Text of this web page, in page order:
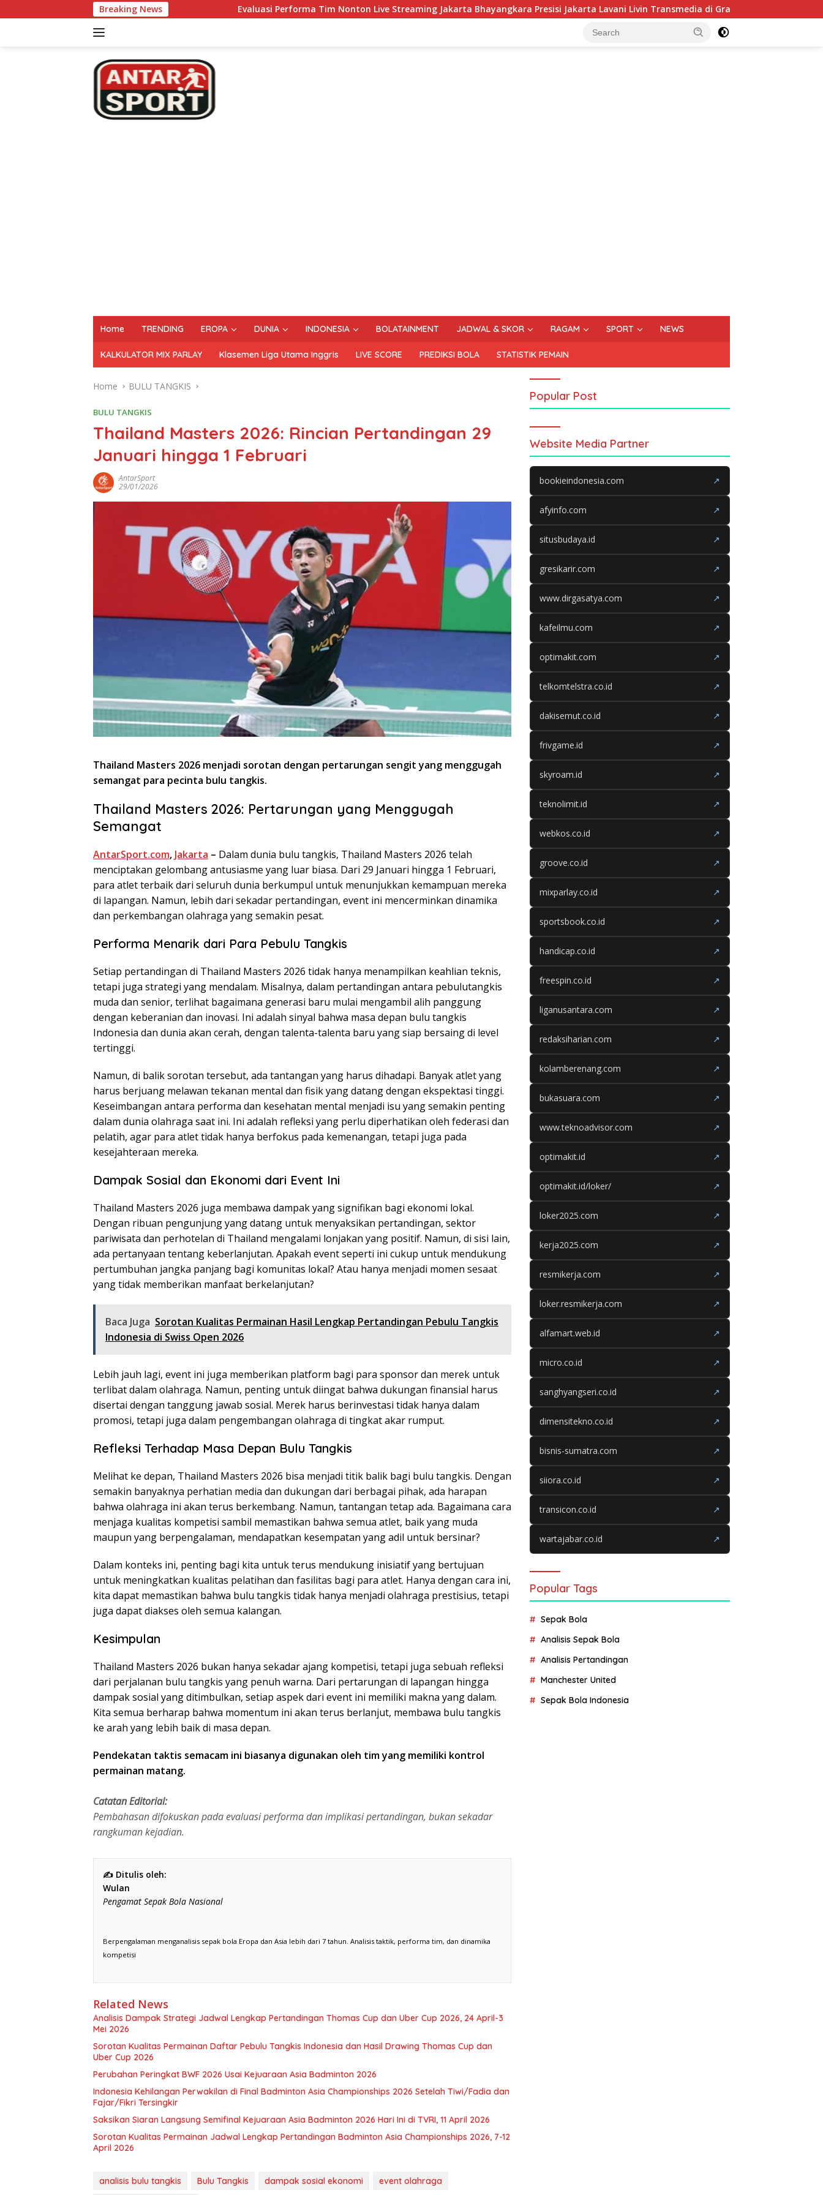
to
Breaking NewsEvaluasi Performa Tim Nonton Live Streaming Jakarta Bhayangkara Presisi Jakarta Lavani Livin Transmedia di Grand Final Proliga 2026 di MOJI, 25 April
Home TRENDING EROPA DUNIA INDONESIA BOLATAINMENT JADWAL & SKOR RAGAM SPORT NEWS
KALKULATOR MIX PARLAY Klasemen Liga Utama Inggris LIVE SCORE PREDIKSI BOLA STATISTIK PEMAIN
Home BULU TANGKIS
BULU TANGKIS
Thailand Masters 2026: Rincian Pertandingan 29
Januari hingga 1 Februari
AntarSport
29/01/2026
Thailand Masters 2026 menjadi sorotan dengan pertarungan sengit yang menggugah
semangat para pecinta bulu tangkis.
Thailand Masters 2026: Pertarungan yang Menggugah
Semangat
AntarSport.com, Jakarta – Dalam dunia bulu tangkis, Thailand Masters 2026 telah
menciptakan gelombang antusiasme yang luar biasa. Dari 29 Januari hingga 1 Februari,
para atlet terbaik dari seluruh dunia berkumpul untuk menunjukkan kemampuan mereka
di lapangan. Namun, lebih dari sekadar pertandingan, event ini mencerminkan dinamika
dan perkembangan olahraga yang semakin pesat.
Performa Menarik dari Para Pebulu Tangkis
Setiap pertandingan di Thailand Masters 2026 tidak hanya menampilkan keahlian teknis,
tetapi juga strategi yang mendalam. Misalnya, dalam pertandingan antara pebulutangkis
muda dan senior, terlihat bagaimana generasi baru mulai mengambil alih panggung
dengan keberanian dan inovasi. Ini adalah sinyal bahwa masa depan bulu tangkis
Indonesia dan dunia akan cerah, dengan talenta-talenta baru yang siap bersaing di level
tertinggi.
Namun, di balik sorotan tersebut, ada tantangan yang harus dihadapi. Banyak atlet yang
harus berjuang melawan tekanan mental dan fisik yang datang dengan ekspektasi tinggi.
Keseimbangan antara performa dan kesehatan mental menjadi isu yang semakin penting
dalam dunia olahraga saat ini. Ini adalah refleksi yang perlu diperhatikan oleh federasi dan
pelatih, agar para atlet tidak hanya berfokus pada kemenangan, tetapi juga pada
kesejahteraan mereka.
Dampak Sosial dan Ekonomi dari Event Ini
Thailand Masters 2026 juga membawa dampak yang signifikan bagi ekonomi lokal.
Dengan ribuan pengunjung yang datang untuk menyaksikan pertandingan, sektor
pariwisata dan perhotelan di Thailand mengalami lonjakan yang positif. Namun, di sisi lain,
ada pertanyaan tentang keberlanjutan. Apakah event seperti ini cukup untuk mendukung
pertumbuhan jangka panjang bagi komunitas lokal? Atau hanya menjadi momen sesaat
yang tidak memberikan manfaat berkelanjutan?
Baca Juga Sorotan Kualitas Permainan Hasil Lengkap Pertandingan Pebulu Tangkis
Indonesia di Swiss Open 2026
Lebih jauh lagi, event ini juga memberikan platform bagi para sponsor dan merek untuk
terlibat dalam olahraga. Namun, penting untuk diingat bahwa dukungan finansial harus
disertai dengan tanggung jawab sosial. Merek harus berinvestasi tidak hanya dalam
promosi, tetapi juga dalam pengembangan olahraga di tingkat akar rumput.
Refleksi Terhadap Masa Depan Bulu Tangkis
Melihat ke depan, Thailand Masters 2026 bisa menjadi titik balik bagi bulu tangkis. Dengan
semakin banyaknya perhatian media dan dukungan dari berbagai pihak, ada harapan
bahwa olahraga ini akan terus berkembang. Namun, tantangan tetap ada. Bagaimana cara
menjaga kualitas kompetisi sambil memastikan bahwa semua atlet, baik yang muda
maupun yang berpengalaman, mendapatkan kesempatan yang adil untuk bersinar?
Dalam konteks ini, penting bagi kita untuk terus mendukung inisiatif yang bertujuan
untuk meningkatkan kualitas pelatihan dan fasilitas bagi para atlet. Hanya dengan cara ini,
kita dapat memastikan bahwa bulu tangkis tidak hanya menjadi olahraga prestisius, tetapi
juga dapat diakses oleh semua kalangan.
Kesimpulan
Thailand Masters 2026 bukan hanya sekadar ajang kompetisi, tetapi juga sebuah refleksi
dari perjalanan bulu tangkis yang penuh warna. Dari pertarungan di lapangan hingga
dampak sosial yang ditimbulkan, setiap aspek dari event ini memiliki makna yang dalam.
Kita semua berharap bahwa momentum ini akan terus berlanjut, membawa bulu tangkis
ke arah yang lebih baik di masa depan.
Pendekatan taktis semacam ini biasanya digunakan oleh tim yang memiliki kontrol
permainan matang.
Catatan Editorial:
Pembahasan difokuskan pada evaluasi performa dan implikasi pertandingan, bukan sekadar
rangkuman kejadian.
✍️ Ditulis oleh:
Wulan
Pengamat Sepak Bola Nasional
Berpengalaman menganalisis sepak bola Eropa dan Asia lebih dari 7 tahun. Analisis taktik, performa tim, dan dinamika
kompetisi
Related News
Analisis Dampak Strategi Jadwal Lengkap Pertandingan Thomas Cup dan Uber Cup 2026, 24 April-3
Mei 2026
Sorotan Kualitas Permainan Daftar Pebulu Tangkis Indonesia dan Hasil Drawing Thomas Cup dan
Uber Cup 2026
Perubahan Peringkat BWF 2026 Usai Kejuaraan Asia Badminton 2026
Indonesia Kehilangan Perwakilan di Final Badminton Asia Championships 2026 Setelah Tiwi/Fadia dan
Fajar/Fikri Tersingkir
Saksikan Siaran Langsung Semifinal Kejuaraan Asia Badminton 2026 Hari Ini di TVRI, 11 April 2026
Sorotan Kualitas Permainan Jadwal Lengkap Pertandingan Badminton Asia Championships 2026, 7-12
April 2026
analisis bulu tangkis Bulu Tangkis dampak sosial ekonomi event olahraga
Popular Post
Website Media Partner
bookieindonesia.com ↗
afyinfo.com ↗
situsbudaya.id ↗
gresikarir.com ↗
www.dirgasatya.com ↗
kafeilmu.com ↗
optimakit.com ↗
telkomtelstra.co.id ↗
dakisemut.co.id ↗
frivgame.id ↗
skyroam.id ↗
teknolimit.id ↗
webkos.co.id ↗
groove.co.id ↗
mixparlay.co.id ↗
sportsbook.co.id ↗
handicap.co.id ↗
freespin.co.id ↗
liganusantara.com ↗
redaksiharian.com ↗
kolamberenang.com ↗
bukasuara.com ↗
www.teknoadvisor.com ↗
optimakit.id ↗
optimakit.id/loker/ ↗
loker2025.com ↗
kerja2025.com ↗
resmikerja.com ↗
loker.resmikerja.com ↗
alfamart.web.id ↗
micro.co.id ↗
sanghyangseri.co.id ↗
dimensitekno.co.id ↗
bisnis-sumatra.com ↗
siiora.co.id ↗
transicon.co.id ↗
wartajabar.co.id ↗
Popular Tags
Sepak Bola
Analisis Sepak Bola
Analisis Pertandingan
Manchester United
Sepak Bola Indonesia